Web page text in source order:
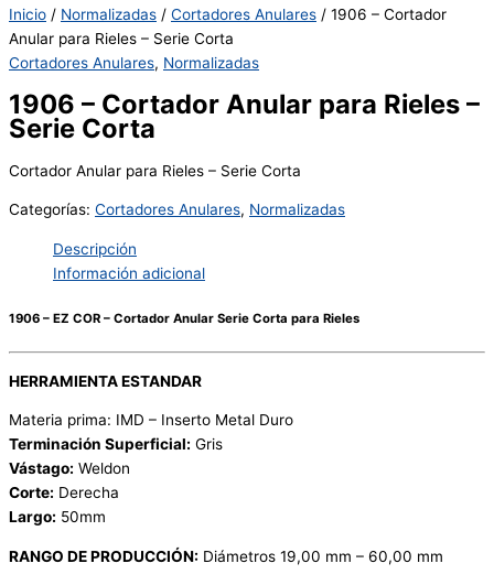
Inicio / Normalizadas / Cortadores Anulares / 1906 – Cortador
Anular para Rieles – Serie Corta
Cortadores Anulares, Normalizadas
1906 – Cortador Anular para Rieles –
Serie Corta
Cortador Anular para Rieles – Serie Corta
Categorías: Cortadores Anulares, Normalizadas
Descripción
Información adicional
1906 – EZ COR – Cortador Anular Serie Corta para Rieles
HERRAMIENTA ESTANDAR
Materia prima: IMD – Inserto Metal Duro
Terminación Superficial: Gris
Vástago: Weldon
Corte: Derecha
Largo: 50mm
RANGO DE PRODUCCIÓN: Diámetros 19,00 mm – 60,00 mm